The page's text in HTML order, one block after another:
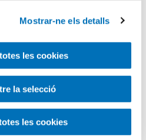
Mostrar-ne els detalls
les cookies
la selecció
les cookies